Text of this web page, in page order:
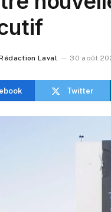
Laval 30 août
Twitter